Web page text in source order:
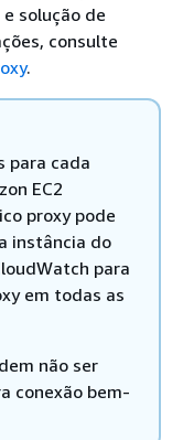
solução de
consulte
.
para cada
EC2
proxy pode
instância do
para
em todas as
não ser
conexão bem-